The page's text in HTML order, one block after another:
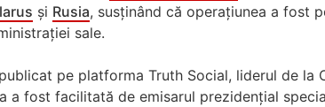
și Rusia, susținând că operațiunea a fost
sale.
pe platforma Truth Social, liderul de la
a fost facilitată de emisarul prezidențial